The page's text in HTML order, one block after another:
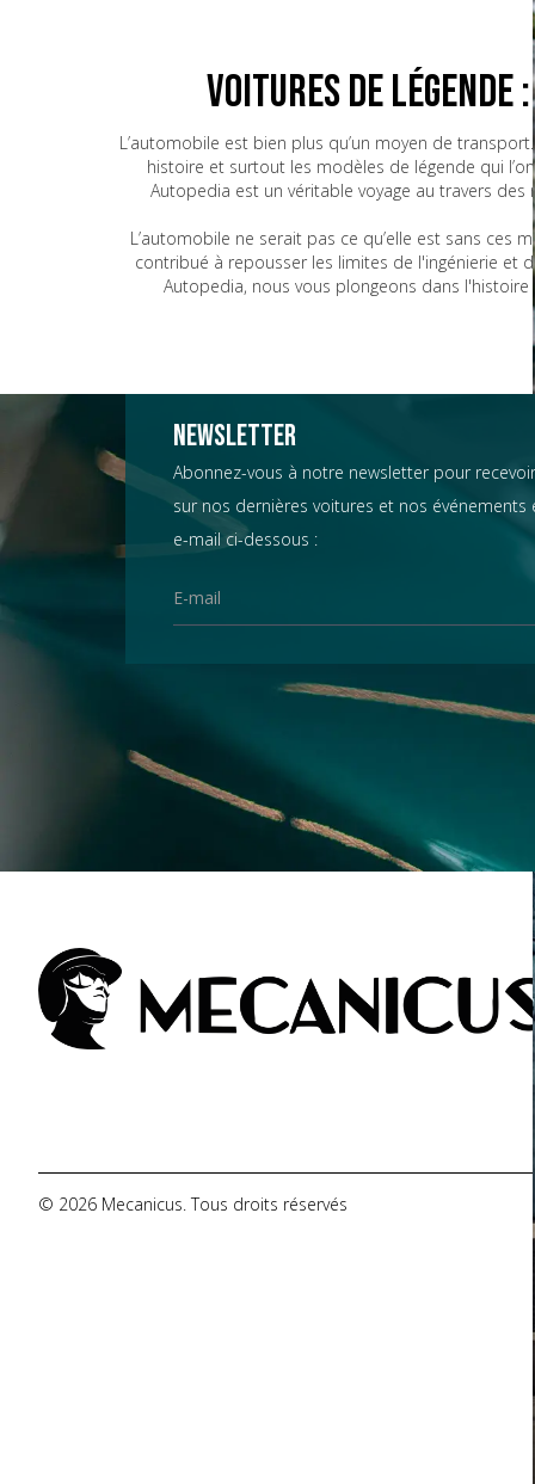
BMW
Bugatti
CG
Chevrolet
Chrysler
Citroën
D.B
De Tomaso
Voitures de
L’automobile est bien plus qu’un moyen de
histoire et surtout les modèles de légende qui
Autopedia est un véritable voyage au travers
L’automobile ne serait pas ce qu’elle est sans
contribué à repousser les limites de l'ingénierie et
Autopedia, nous vous plongeons dans
Newsletter
Abonnez-vous à notre newsletter pour
sur nos dernières voitures et nos événements
e-mail ci-dessous :
© 2026 Mecanicus. Tous droits réservés